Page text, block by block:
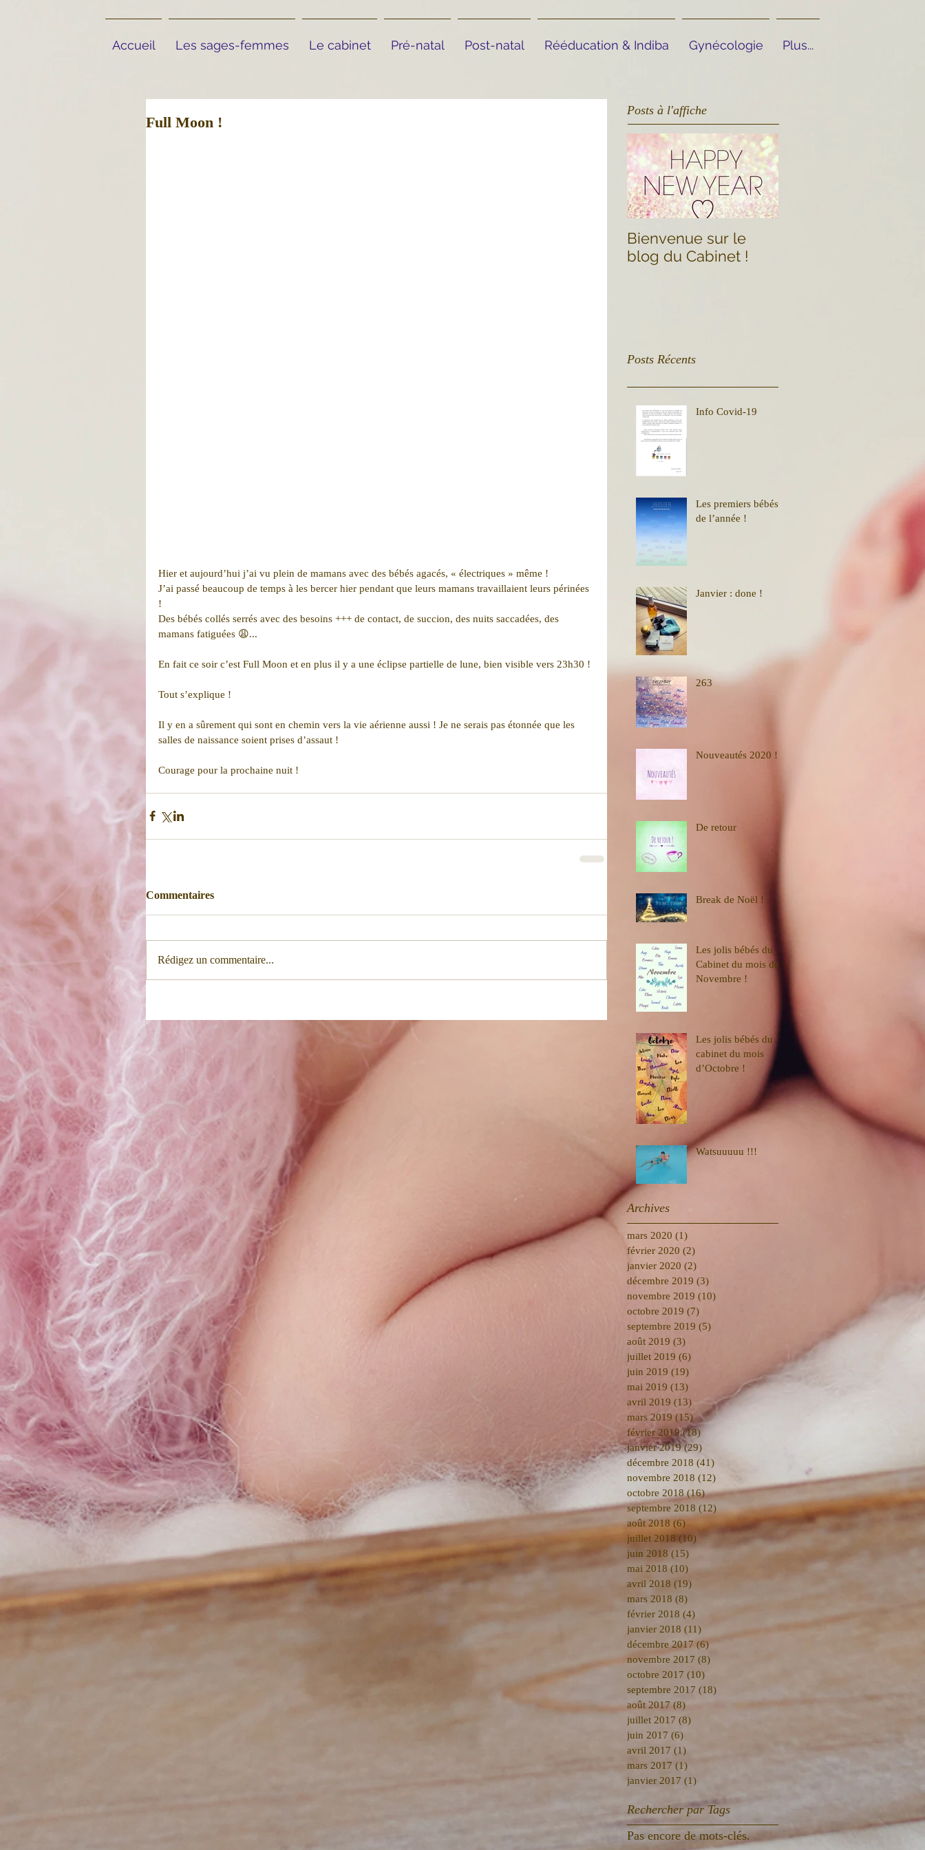
Accueil Les sages-femmes Le cabinet Pré-natal Post-natal Rééducation & Indiba Gynécologie Plus...
Full Moon !
Hier et aujourd’hui j’ai vu plein de mamans avec des bébés agacés, « électriques » même !
J’ai passé beaucoup de temps à les bercer hier pendant que leurs mamans travaillaient leurs périnées
!
Des bébés collés serrés avec des besoins +++ de contact, de succion, des nuits saccadées, des
mamans fatiguées 😩...
En fait ce soir c’est Full Moon et en plus il y a une éclipse partielle de lune, bien visible vers 23h30 !
Tout s’explique !
Il y en a sûrement qui sont en chemin vers la vie aérienne aussi ! Je ne serais pas étonnée que les
salles de naissance soient prises d’assaut !
Courage pour la prochaine nuit !
Commentaires
Rédigez un commentaire...
Posts à l'affiche
Bienvenue sur le
blog du Cabinet !
Posts Récents
Info Covid-19
Les premiers bébés
de l’année !
Janvier : done !
263
Nouveautés 2020 !
De retour
Break de Noël !
Les jolis bébés du
Cabinet du mois de
Novembre !
Les jolis bébés du
cabinet du mois
d’Octobre !
Watsuuuuu !!!
Archives
mars 2020 (1)
février 2020 (2)
janvier 2020 (2)
décembre 2019 (3)
novembre 2019 (10)
octobre 2019 (7)
septembre 2019 (5)
août 2019 (3)
juillet 2019 (6)
juin 2019 (19)
mai 2019 (13)
avril 2019 (13) 13 posts
mars 2019 (15)15 posts
février 2019 (18)18 posts
janvier 2019 (29)
décembre 2018 (41)
novembre 2018 (12)
octobre 2018 (16)16 posts
septembre 2018 (12) 12 posts
août 2018 (6)6 posts
juillet 2018 (10) 10 posts
juin 2018 (15)
mai 2018 (10) 10 posts
avril 2018 (19)
mars 2018 (8)
février 2018 (4)
janvier 2018 (11)
décembre 2017 (6)6 posts
novembre 2017 (8)
octobre 2017 (10)
septembre 2017 (18)
août 2017 (8) 8 posts
juillet 2017 (8)
juin 2017 (6)
avril 2017 (1)
mars 2017 (1)
janvier 2017 (1)
Rechercher par Tags
Pas encore de mots-clés.